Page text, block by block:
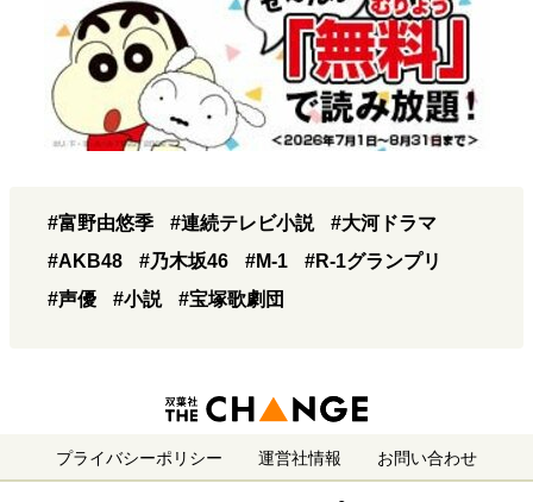
#富野由悠季 #連続テレビ小説
#大河ドラマ
#AKB48
#乃木坂46 #M-1
#R-1グランプリ
#声優
#小説 #宝塚歌劇団
プライバシーポリシー 運営社情報 お問い合わせ